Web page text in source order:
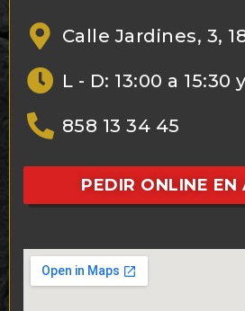
Calle Jardines, 3,
L - D: 13:00 a 15:30
858 13 34 45
PEDIR ONLINE EN